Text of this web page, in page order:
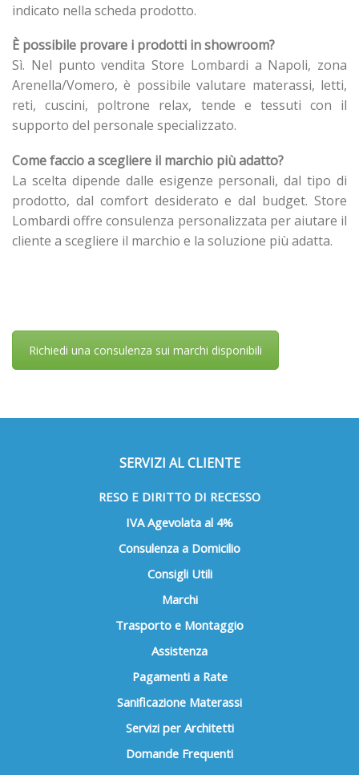
indicato nella scheda prodotto.
È possibile provare i prodotti in showroom?
Sì. Nel punto vendita Store Lombardi a Napoli, zona
Arenella/Vomero, è possibile valutare materassi, letti,
reti, cuscini, poltrone relax, tende e tessuti con il
supporto del personale specializzato.
Come faccio a scegliere il marchio più adatto?
La scelta dipende dalle esigenze personali, dal tipo di
prodotto, dal comfort desiderato e dal budget. Store
Lombardi offre consulenza personalizzata per aiutare il
cliente a scegliere il marchio e la soluzione più adatta.
Richiedi una consulenza sui marchi disponibili
SERVIZI AL CLIENTE
RESO E DIRITTO DI RECESSO
IVA Agevolata al 4%
Consulenza a Domicilio
Consigli Utili
Marchi
Trasporto e Montaggio
Assistenza
Pagamenti a Rate
Sanificazione Materassi
Servizi per Architetti
Domande Frequenti